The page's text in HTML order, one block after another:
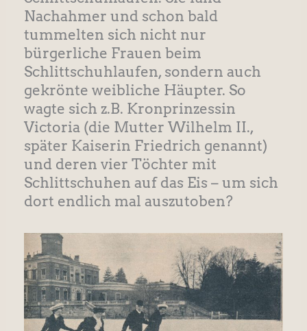
Nachahmer und schon bald
tummelten sich nicht nur
bürgerliche Frauen beim
Schlittschuhlaufen, sondern auch
gekrönte weibliche Häupter. So
wagte sich z.B. Kronprinzessin
Victoria (die Mutter Wilhelm II.,
später Kaiserin Friedrich genannt)
und deren vier Töchter mit
Schlittschuhen auf das Eis – um sich
dort endlich mal auszutoben?